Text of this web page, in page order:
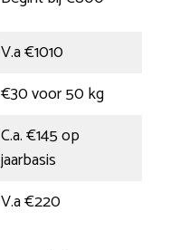
V.a €1010
€30 voor 50 kg
C.a. €145 op
jaarbasis
V.a €220